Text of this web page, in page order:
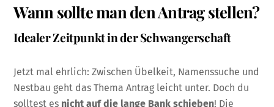
Wann sollte man den Antrag stellen?
Idealer Zeitpunkt in der Schwangerschaft
Jetzt mal ehrlich: Zwischen Übelkeit, Namenssuche und
Nestbau geht das Thema Antrag leicht unter. Doch du
solltest es nicht auf die lange Bank schieben! Die